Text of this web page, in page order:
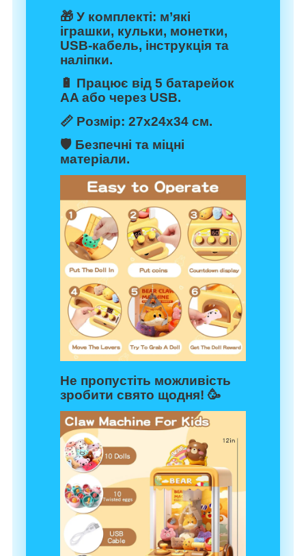
🎁 У комплекті: м’які
іграшки, кульки, монетки,
USB-кабель, інструкція та
наліпки.
🔋 Працює від 5 батарейок
AA або через USB.
📏 Розмір: 27х24х34 см.
🛡️ Безпечні та міцні
матеріали.
Не пропустіть можливість
зробити свято щодня! 🥳